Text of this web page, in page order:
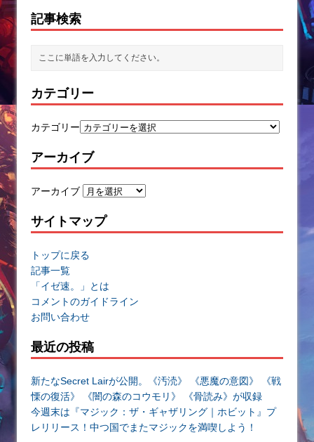
記事検索
カテゴリー
カテゴリー
アーカイブ
アーカイブ
サイトマップ
トップに戻る
記事一覧
「イゼ速。」とは
コメントのガイドライン
お問い合わせ
最近の投稿
新たなSecret Lairが公開。《汚涜》 《悪魔の意図》 《戦
慄の復活》 《闇の森のコウモリ》 《骨読み》が収録
今週末は『マジック：ザ・ギャザリング｜ホビット』プ
レリリース！中つ国でまたマジックを満喫しよう！